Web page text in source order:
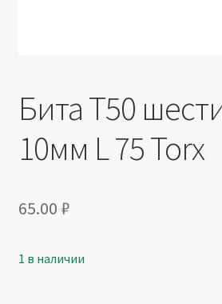
Бита Т50
10мм L 75 Torx
65.00 ₽
1 в наличии